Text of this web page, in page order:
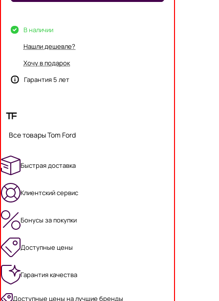
В наличии
Нашли дешевле?
Хочу в подарок
Гарантия 5 лет
Все товары Tom Ford
Быстрая доставка
Клиентский сервис
Бонусы за покупки
Доступные цены
Гарантия качества
Доступные цены на лучшие бренды